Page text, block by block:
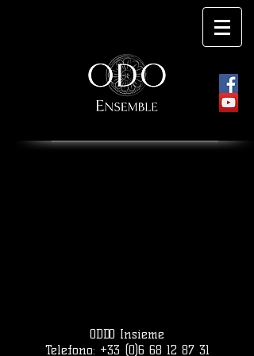
ODDO Insieme
Telefono: +33 (0)6 68 12 87 31